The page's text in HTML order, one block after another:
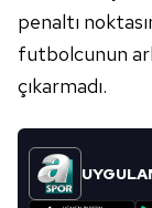
penaltı
futbolcunun
çıkarmadı.